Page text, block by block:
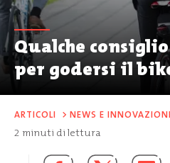
Qualche
per godersi il
ARTICOLI > NEWS E
2 minuti di lettura